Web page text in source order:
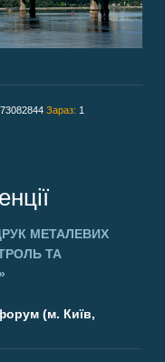
73082844 Зараз: 1
МЕТАЛЕВИХ
ТА
(м. Київ,